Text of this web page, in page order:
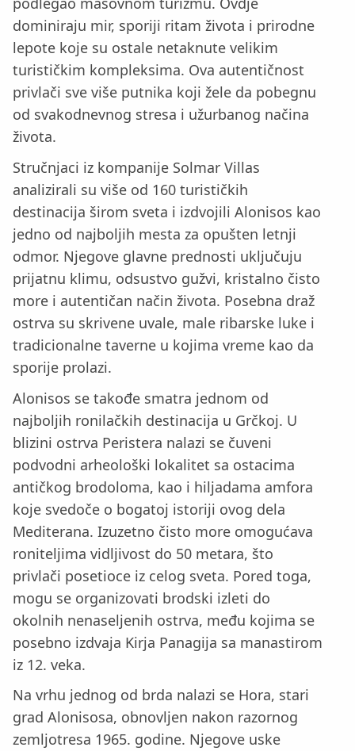
dominiraju mir, sporiji ritam života i prirodne
lepote koje su ostale netaknute velikim
turističkim kompleksima. Ova autentičnost
privlači sve više putnika koji žele da pobegnu
od svakodnevnog stresa i užurbanog načina
života.
Stručnjaci iz kompanije Solmar Villas
analizirali su više od 160 turističkih
destinacija širom sveta i izdvojili Alonisos kao
jedno od najboljih mesta za opušten letnji
odmor. Njegove glavne prednosti uključuju
prijatnu klimu, odsustvo gužvi, kristalno čisto
more i autentičan način života. Posebna draž
ostrva su skrivene uvale, male ribarske luke i
tradicionalne taverne u kojima vreme kao da
sporije prolazi.
Alonisos se takođe smatra jednom od
najboljih ronilačkih destinacija u Grčkoj. U
blizini ostrva Peristera nalazi se čuveni
podvodni arheološki lokalitet sa ostacima
antičkog brodoloma, kao i hiljadama amfora
koje svedoče o bogatoj istoriji ovog dela
Mediterana. Izuzetno čisto more omogućava
roniteljima vidljivost do 50 metara, što
privlači posetioce iz celog sveta. Pored toga,
mogu se organizovati brodski izleti do
okolnih nenaseljenih ostrva, među kojima se
posebno izdvaja Kirja Panagija sa manastirom
iz 12. veka.
Na vrhu jednog od brda nalazi se Hora, stari
grad Alonisosa, obnovljen nakon razornog
zemljotresa 1965. godine. Njegove uske